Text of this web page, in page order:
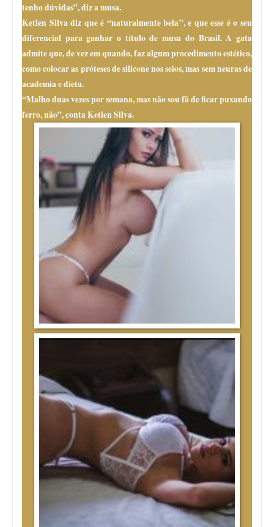
tenho dúvidas”, diz a musa.
Ketlen Silva diz que é “naturalmente bela”, e que esse é o seu
diferencial para ganhar o título de musa do Brasil. A gata
admite que, de vez em quando, faz algum procedimento estético,
como colocar as próteses de silicone nos seios, mas sem neuras de
academia e dieta.
“Malho duas vezes por semana, mas não sou fã de ficar puxando
ferro, não”, conta Ketlen Silva.